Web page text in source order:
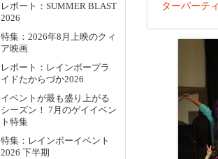
ターパーテ
レポート：SUMMER BLAST
2026
特集：2026年8月上映のクィ
ア映画
レポート：レインボープラ
イドたからづか2026
イベントが最も盛り上がる
シーズン！ 7月のゲイイベン
ト特集
特集：レインボーイベント
2026 下半期